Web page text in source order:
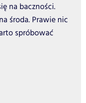
na baczności.
środa. Prawie nic
spróbować